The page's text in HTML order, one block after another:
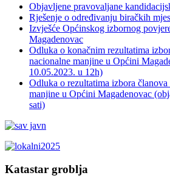
Objavljene pravovaljane
Rješenje o određivanju biračkih
Izvješće Općinskog izbornog
Magadenovac
Odluka o konačnim rezultatima
nacionalne manjine u Općini
10.05.2023. u 12h)
Odluka o rezultatima izbora
manjine u Općini Magadenovac
sati)
Katastar groblja